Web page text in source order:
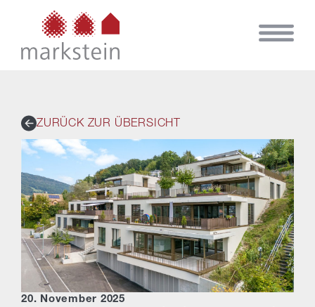
ZURÜCK ZUR ÜBERSICHT
20. November 2025